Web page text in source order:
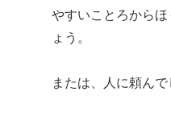
やすいことろから
ょう。
または、人に頼んで